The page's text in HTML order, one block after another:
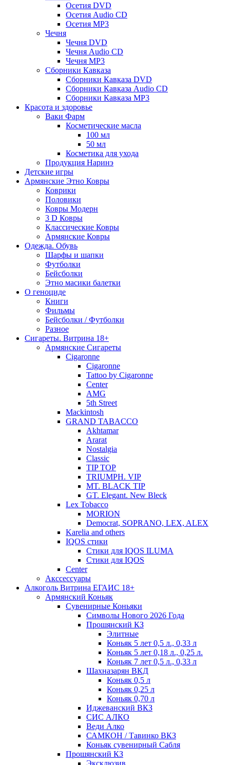
Осетия DVD
Осетия Audio CD
Осетия MP3
Чечня
Чечня DVD
Чечня Audio CD
Чечня MP3
Сборники Кавказа
Сборники Кавказа DVD
Сборники Кавказа Audio CD
Сборники Кавказа MP3
Красота и здоровье
Ваки Фарм
Косметические масла
100 мл
50 мл
Косметика для ухода
Продукция Наринэ
Детские игры
Армянские Этно Ковры
Коврики
Половики
Ковры Модерн
3 D Ковры
Классические Ковры
Армянские Ковры
Одежда. Обувь
Шарфы и шапки
Футболки
Бейсболки
Этно масики балетки
О геноциде
Книги
Фильмы
Бейсболки / Футболки
Разное
Сигареты. Витрина 18+
Армянские Сигареты
Cigaronne
Cigaronne
Tattoo by Cigaronne
Center
AMG
5th Street
Mackintosh
GRAND TABACCO
Akhtamar
Ararat
Nostalgia
Classic
TIP TOP
TRIUMPH. VIP
MT. BLACK TIP
GT. Elegant. New Bleck
Lex Tobacco
MORION
Democrat, SOPRANO, LEX, ALEX
Karelia and others
IQOS стики
Стики для IQOS ILUMA
Стики для IQOS
Сenter
Акссессуары
Алкоголь Витрина ЕГАИС 18+
Армянский Коньяк
Сувенирные Коньяки
Символы Нового 2026 Года
Прошянский КЗ
Элитные
Коньяк 5 лет 0,5 л., 0,33 л
Коньяк 5 лет 0,18 л., 0,25 л.
Коньяк 7 лет 0,5 л., 0,33 л
Шахназарян ВКД
Коньяк 0,5 л
Коньяк 0,25 л
Коньяк 0,70 л
Иджеванский ВКЗ
СИС АЛКО
Веди Алко
САМКОН / Тавинко ВКЗ
Коньяк сувенирный Сабля
Прошянский КЗ
Эксклюзив